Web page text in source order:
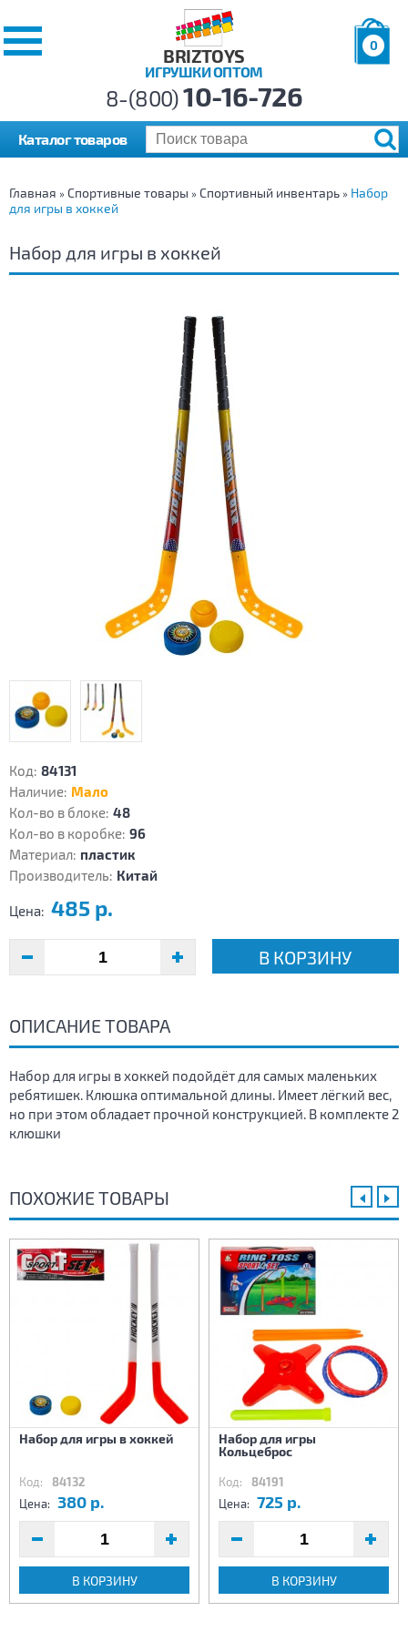
BRIZTOYS
ИГРУШКИ ОПТОМ
0
р.
8-(800)10-16-726
Каталог товаров
Главная » Спортивные товары » Спортивный инвентарь » Набор
для игры в хоккей
Набор для игры в хоккей
Код: 84131
Наличие: Мало
Кол-во в блоке: 48
Кол-во в коробке: 96
Материал: пластик
Производитель: Китай
Цена: 485 р.
В КОРЗИНУ
ОПИСАНИЕ ТОВАРА
Набор для игры в хоккей подойдёт для самых маленьких
ребятишек. Клюшка оптимальной длины. Имеет лёгкий вес,
но при этом обладает прочной конструкцией. В комплекте 2
клюшки
ПОХОЖИЕ ТОВАРЫ
Набор для игры в хоккей
Код: 84132
Цена: 380 р.
В КОРЗИНУ
Набор для игры
Кольцеброс
Код: 84191
Цена: 725 р.
В КОРЗИНУ